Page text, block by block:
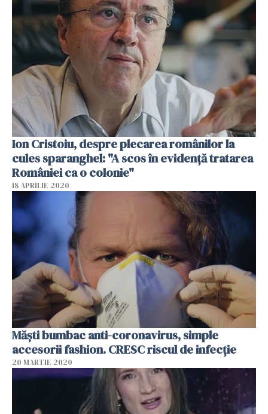
Ion Cristoiu, despre plecarea românilor la
cules sparanghel: "A scos în evidenţă tratarea
României ca o colonie"
18 APRILIE 2020
Măști bumbac anti-coronavirus, simple
accesorii fashion. CRESC riscul de infecție
20 MARTIE 2020